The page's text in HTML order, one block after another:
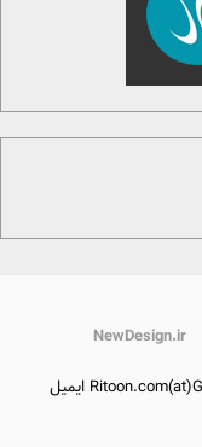
NewDesign.ir
برای تماس با ما می توانید به آدرس Ritoon.com(at)Gmail.com ایمیل